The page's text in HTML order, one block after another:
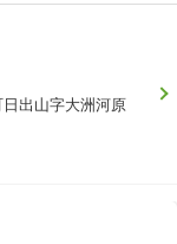
出山字大洲河原